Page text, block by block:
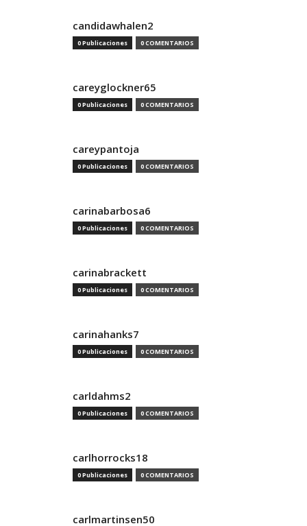
candidawhalen2
0 Publicaciones 0 COMENTARIOS
careyglockner65
0 Publicaciones 0 COMENTARIOS
careypantoja
0 Publicaciones 0 COMENTARIOS
carinabarbosa6
0 Publicaciones 0 COMENTARIOS
carinabrackett
0 Publicaciones 0 COMENTARIOS
carinahanks7
0 Publicaciones 0 COMENTARIOS
carldahms2
0 Publicaciones 0 COMENTARIOS
carlhorrocks18
0 Publicaciones 0 COMENTARIOS
carlmartinsen50